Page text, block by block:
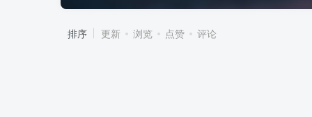
排序 更新 浏览 点赞 评论